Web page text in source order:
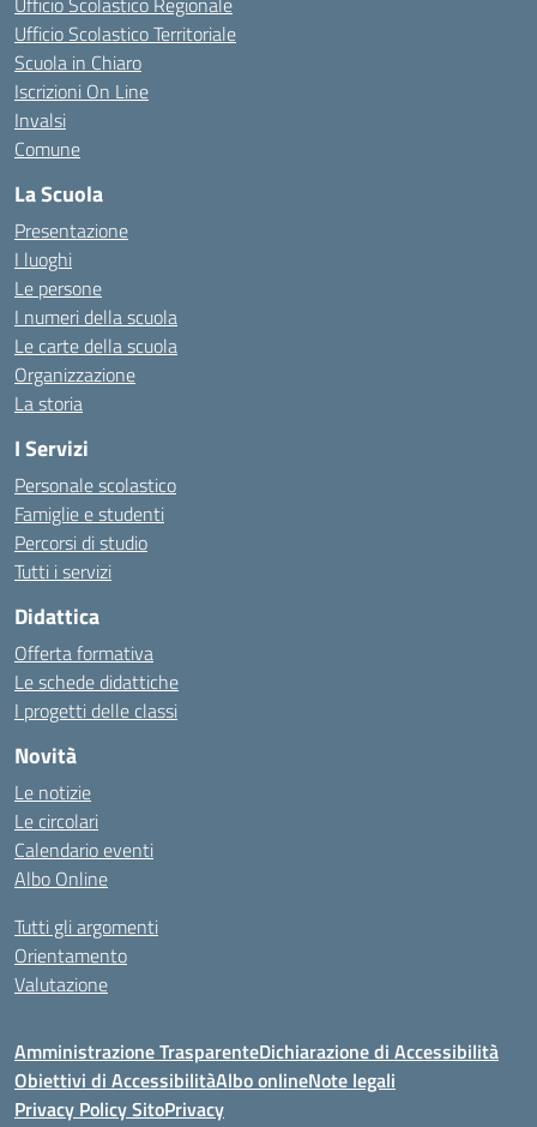
Ufficio Scolastico Territoriale
Scuola in Chiaro
Iscrizioni On Line
Invalsi
Comune
La Scuola
Presentazione
I luoghi
Le persone
I numeri della scuola
Le carte della scuola
Organizzazione
La storia
I Servizi
Personale scolastico
Famiglie e studenti
Percorsi di studio
Tutti i servizi
Didattica
Offerta formativa
Le schede didattiche
I progetti delle classi
Novità
Le notizie
Le circolari
Calendario eventi
Albo Online
Tutti gli argomenti
Orientamento
Valutazione
Amministrazione TrasparenteDichiarazione di Accessibilità
Obiettivi di AccessibilitàAlbo onlineNote legali
Privacy Policy SitoPrivacy